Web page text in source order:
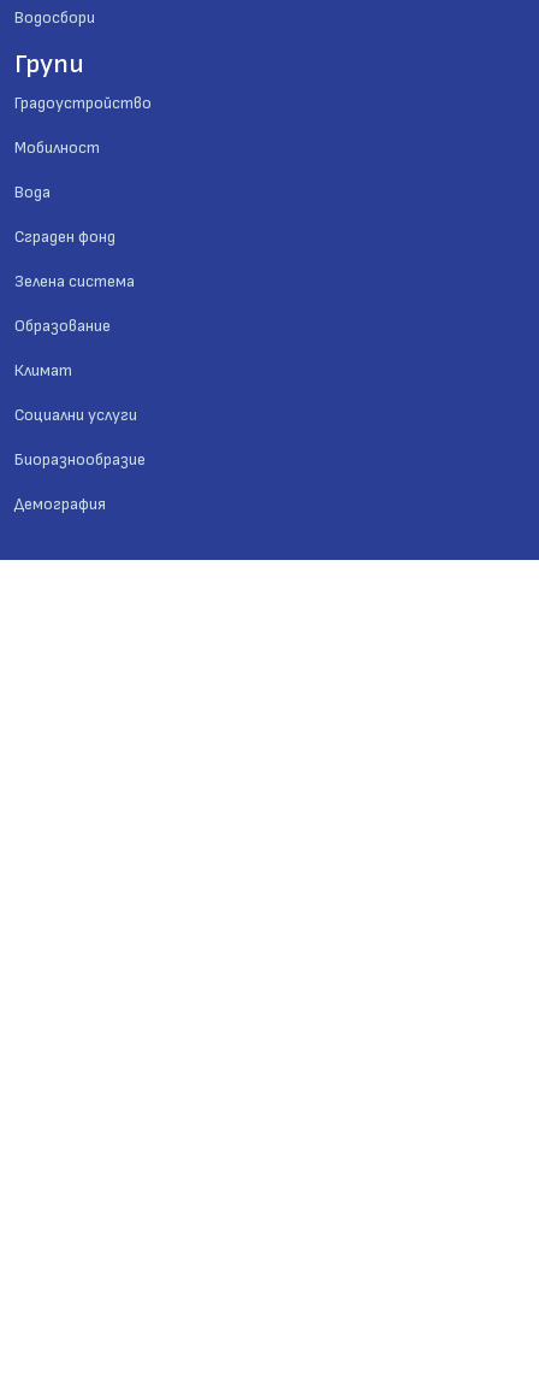
Водосбори
Групи
Градоустройство
Мобилност
Вода
Сграден фонд
Зелена система
Образование
Климат
Социални услуги
Биоразнообразие
Демография